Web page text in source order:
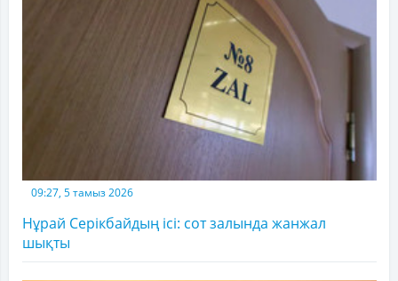
09:27, 5 тамыз 2026
Нұрай Серікбайдың ісі: сот залында жанжал
шықты